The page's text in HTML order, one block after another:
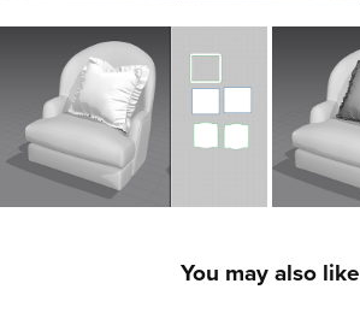
You may also like